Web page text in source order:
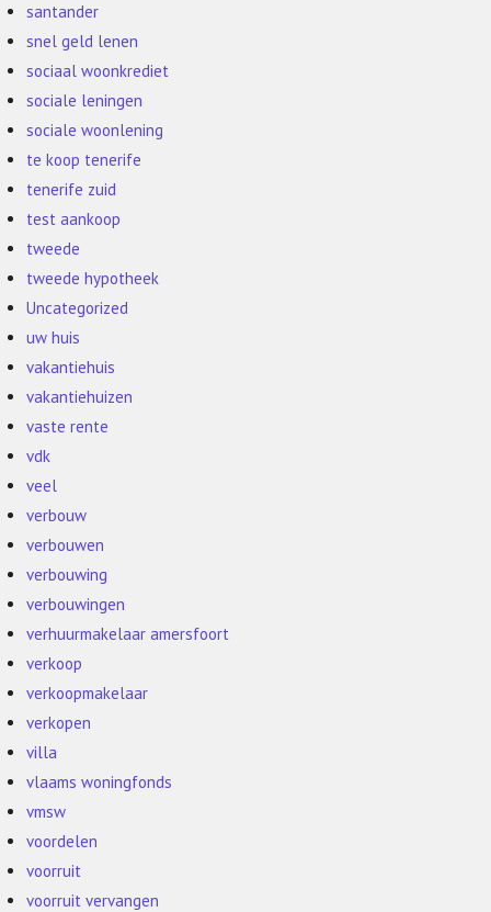
santander
snel geld lenen
sociaal woonkrediet
sociale leningen
sociale woonlening
te koop tenerife
tenerife zuid
test aankoop
tweede
tweede hypotheek
Uncategorized
uw huis
vakantiehuis
vakantiehuizen
vaste rente
vdk
veel
verbouw
verbouwen
verbouwing
verbouwingen
verhuurmakelaar amersfoort
verkoop
verkoopmakelaar
verkopen
villa
vlaams woningfonds
vmsw
voordelen
voorruit
voorruit vervangen